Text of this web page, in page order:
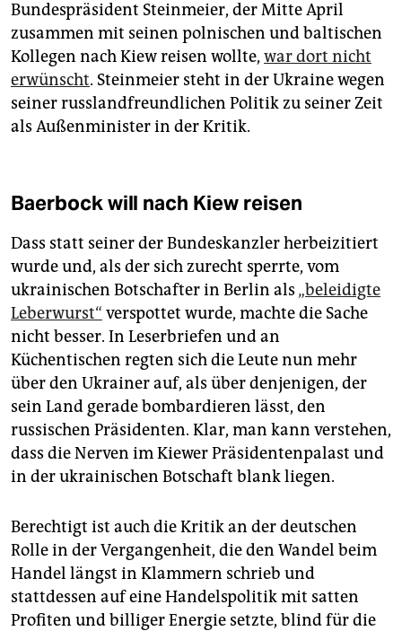
Bundespräsident Steinmeier, der Mitte April
zusammen mit seinen polnischen und baltischen
Kollegen nach Kiew reisen wollte, war dort nicht
erwünscht. Steinmeier steht in der Ukraine wegen
seiner russlandfreundlichen Politik zu seiner Zeit
als Außenminister in der Kritik.
Baerbock will nach Kiew reisen
Dass statt seiner der Bundeskanzler herbeizitiert
wurde und, als der sich zurecht sperrte, vom
ukrainischen Botschafter in Berlin als „beleidigte
Leberwurst“ verspottet wurde, machte die Sache
nicht besser. In Leserbriefen und an
Küchentischen regten sich die Leute nun mehr
über den Ukrainer auf, als über denjenigen, der
sein Land gerade bombardieren lässt, den
russischen Präsidenten. Klar, man kann verstehen,
dass die Nerven im Kiewer Präsidentenpalast und
in der ukrainischen Botschaft blank liegen.
Berechtigt ist auch die Kritik an der deutschen
Rolle in der Vergangenheit, die den Wandel beim
Handel längst in Klammern schrieb und
stattdessen auf eine Handelspolitik mit satten
Profiten und billiger Energie setzte, blind für die